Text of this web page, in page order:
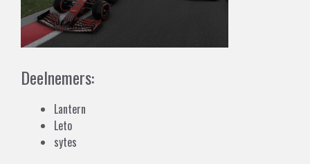
Deelnemers:
Lantern
Leto
sytes